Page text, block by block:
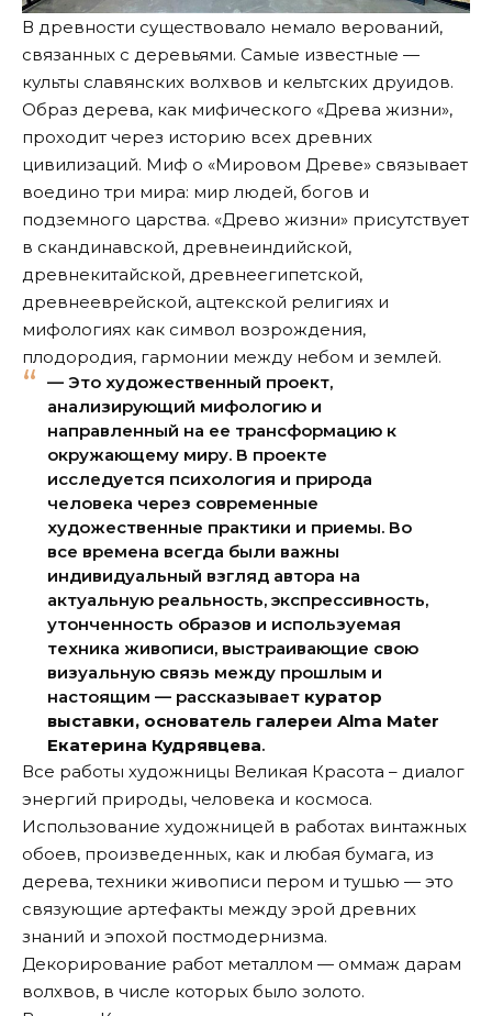
В древности существовало немало верований,
связанных с деревьями. Самые известные —
культы славянских волхвов и кельтских друидов.
Образ дерева, как мифического «Древа жизни»,
проходит через историю всех древних
цивилизаций. Миф о «Мировом Древе» связывает
воедино три мира: мир людей, богов и
подземного царства. «Древо жизни» присутствует
в скандинавской, древнеиндийской,
древнекитайской, древнеегипетской,
древнееврейской, ацтекской религиях и
мифологиях как символ возрождения,
плодородия, гармонии между небом и землей.
— Это художественный проект,
анализирующий мифологию и
направленный на ее трансформацию к
окружающему миру. В проекте
исследуется психология и природа
человека через современные
художественные практики и приемы. Во
все времена всегда были важны
индивидуальный взгляд автора на
актуальную реальность, экспрессивность,
утонченность образов и используемая
техника живописи, выстраивающие свою
визуальную связь между прошлым и
настоящим — рассказывает куратор
выставки, основатель галереи Alma Mater
Екатерина Кудрявцева.
Все работы художницы Великая Красота – диалог
энергий природы, человека и космоса.
Использование художницей в работах винтажных
обоев, произведенных, как и любая бумага, из
дерева, техники живописи пером и тушью — это
связующие артефакты между эрой древних
знаний и эпохой постмодернизма.
Декорирование работ металлом — оммаж дарам
волхвов, в числе которых было золото.